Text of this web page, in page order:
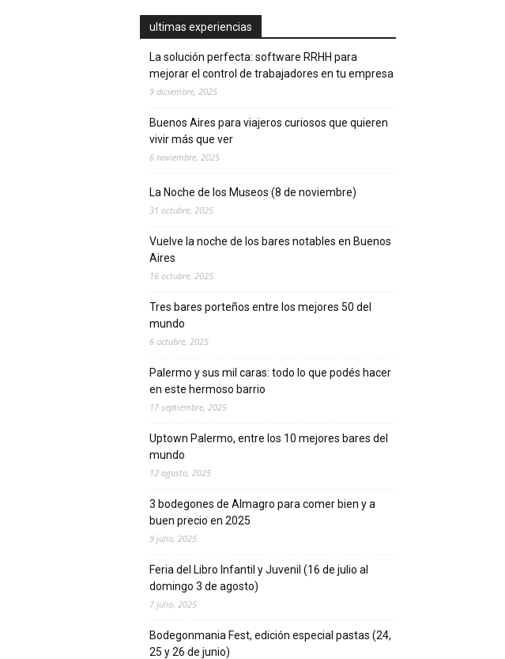
ultimas experiencias
La solución perfecta: software RRHH para
mejorar el control de trabajadores en tu empresa
9 diciembre, 2025
Buenos Aires para viajeros curiosos que quieren
vivir más que ver
6 noviembre, 2025
La Noche de los Museos (8 de noviembre)
31 octubre, 2025
Vuelve la noche de los bares notables en Buenos
Aires
16 octubre, 2025
Tres bares porteños entre los mejores 50 del
mundo
6 octubre, 2025
Palermo y sus mil caras: todo lo que podés hacer
en este hermoso barrio
17 septiembre, 2025
Uptown Palermo, entre los 10 mejores bares del
mundo
12 agosto, 2025
3 bodegones de Almagro para comer bien y a
buen precio en 2025
9 julio, 2025
Feria del Libro Infantil y Juvenil (16 de julio al
domingo 3 de agosto)
7 julio, 2025
Bodegonmania Fest, edición especial pastas (24,
25 y 26 de junio)